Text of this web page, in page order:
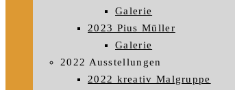
Galerie
2023 Pius Müller
Galerie
2022 Ausstellungen
2022 kreativ Malgruppe